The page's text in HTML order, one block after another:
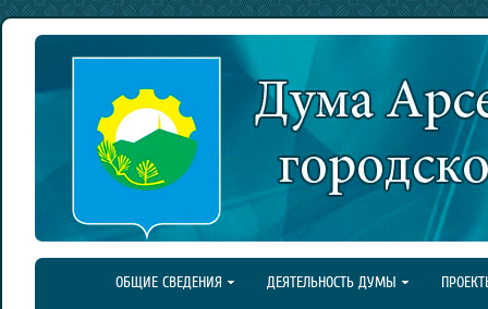
ОБЩИЕ СВЕДЕНИЯ ДЕЯТЕЛЬНОСТЬ ДУМЫ